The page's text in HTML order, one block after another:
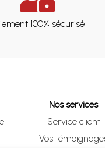
100% sécurisé
Nos services
Service client
Vos